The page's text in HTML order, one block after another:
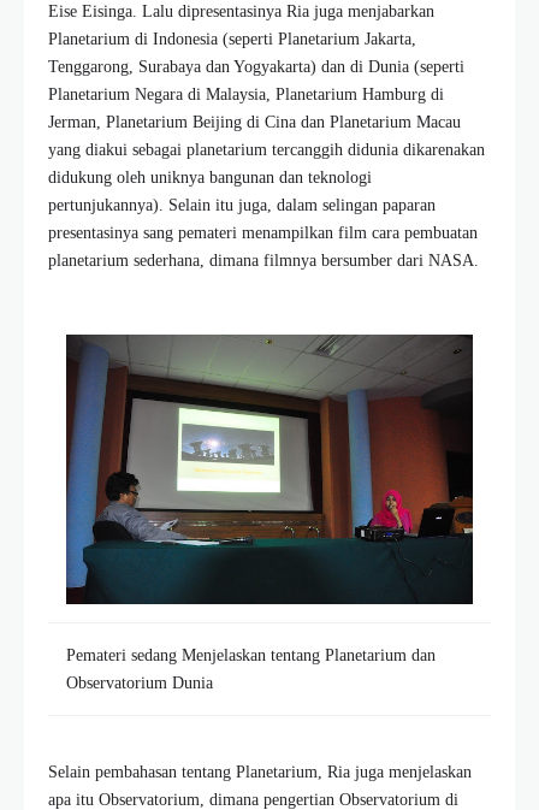
Eise Eisinga. Lalu dipresentasinya Ria juga menjabarkan
Planetarium di Indonesia (seperti Planetarium Jakarta,
Tenggarong, Surabaya dan Yogyakarta) dan di Dunia (seperti
Planetarium Negara di Malaysia, Planetarium Hamburg di
Jerman, Planetarium Beijing di Cina dan Planetarium Macau
yang diakui sebagai planetarium tercanggih didunia dikarenakan
didukung oleh uniknya bangunan dan teknologi
pertunjukannya). Selain itu juga, dalam selingan paparan
presentasinya sang pemateri menampilkan film cara pembuatan
planetarium sederhana, dimana filmnya bersumber dari NASA.
Pemateri sedang Menjelaskan tentang Planetarium dan
Observatorium Dunia
Selain pembahasan tentang Planetarium, Ria juga menjelaskan
apa itu Observatorium, dimana pengertian Observatorium di